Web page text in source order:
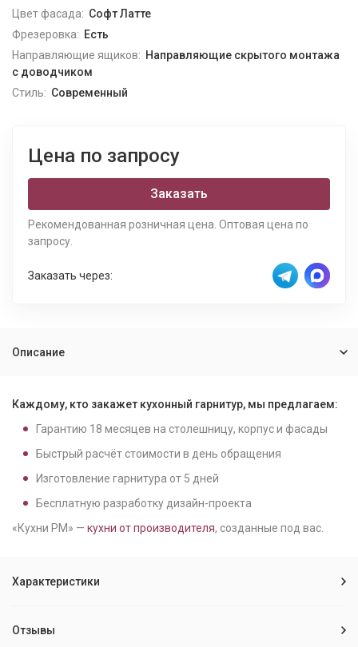
Цвет фасада: Софт Латте
Фрезеровка: Есть
Направляющие ящиков: Направляющие скрытого монтажа
с доводчиком
Стиль: Современный
Цена по запросу
Заказать
Рекомендованная розничная цена. Оптовая цена по
запросу.
Заказать через:
Описание
Каждому, кто закажет кухонный гарнитур, мы предлагаем:
Гарантию 18 месяцев на столешницу, корпус и фасады
Быстрый расчёт стоимости в день обращения
Изготовление гарнитура от 5 дней
Бесплатную разработку дизайн-проекта
«Кухни РМ» — кухни от производителя, созданные под вас.
Характеристики
Отзывы